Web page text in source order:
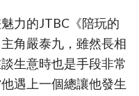
力的JTBC《陪玩的
角嚴泰九，雖然長相
生意時也是手段非常
遇上一個總讓他發生